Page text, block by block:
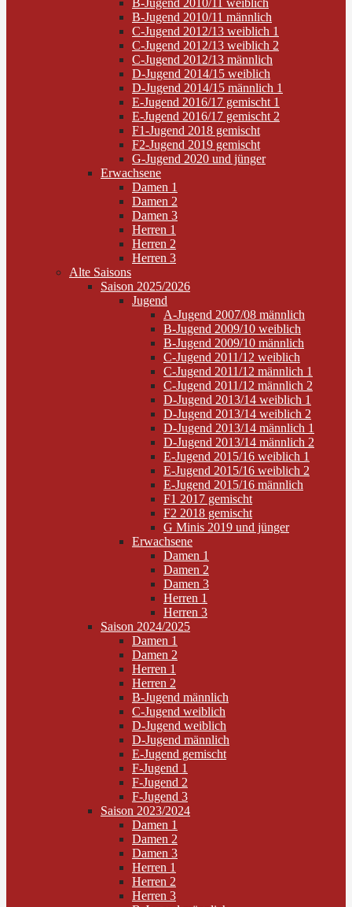
B-Jugend 2010/11 weiblich
B-Jugend 2010/11 männlich
C-Jugend 2012/13 weiblich 1
C-Jugend 2012/13 weiblich 2
C-Jugend 2012/13 männlich
D-Jugend 2014/15 weiblich
D-Jugend 2014/15 männlich 1
E-Jugend 2016/17 gemischt 1
E-Jugend 2016/17 gemischt 2
F1-Jugend 2018 gemischt
F2-Jugend 2019 gemischt
G-Jugend 2020 und jünger
Erwachsene
Damen 1
Damen 2
Damen 3
Herren 1
Herren 2
Herren 3
Alte Saisons
Saison 2025/2026
Jugend
A-Jugend 2007/08 männlich
B-Jugend 2009/10 weiblich
B-Jugend 2009/10 männlich
C-Jugend 2011/12 weiblich
C-Jugend 2011/12 männlich 1
C-Jugend 2011/12 männlich 2
D-Jugend 2013/14 weiblich 1
D-Jugend 2013/14 weiblich 2
D-Jugend 2013/14 männlich 1
D-Jugend 2013/14 männlich 2
E-Jugend 2015/16 weiblich 1
E-Jugend 2015/16 weiblich 2
E-Jugend 2015/16 männlich
F1 2017 gemischt
F2 2018 gemischt
G Minis 2019 und jünger
Erwachsene
Damen 1
Damen 2
Damen 3
Herren 1
Herren 3
Saison 2024/2025
Damen 1
Damen 2
Herren 1
Herren 2
B-Jugend männlich
C-Jugend weiblich
D-Jugend weiblich
D-Jugend männlich
E-Jugend gemischt
F-Jugend 1
F-Jugend 2
F-Jugend 3
Saison 2023/2024
Damen 1
Damen 2
Damen 3
Herren 1
Herren 2
Herren 3